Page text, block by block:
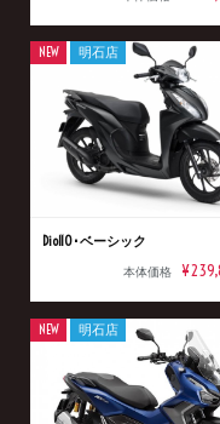
Dio110･ベーシック
本体価格
NEW 明石店
NEW 明石店